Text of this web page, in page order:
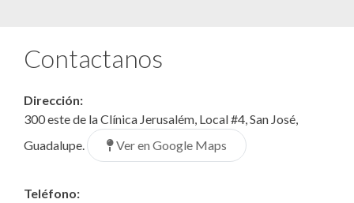
Contactanos
Dirección:
300 este de la Clínica Jerusalém, Local #4, San José,
Guadalupe.
Ver en Google Maps
Teléfono: